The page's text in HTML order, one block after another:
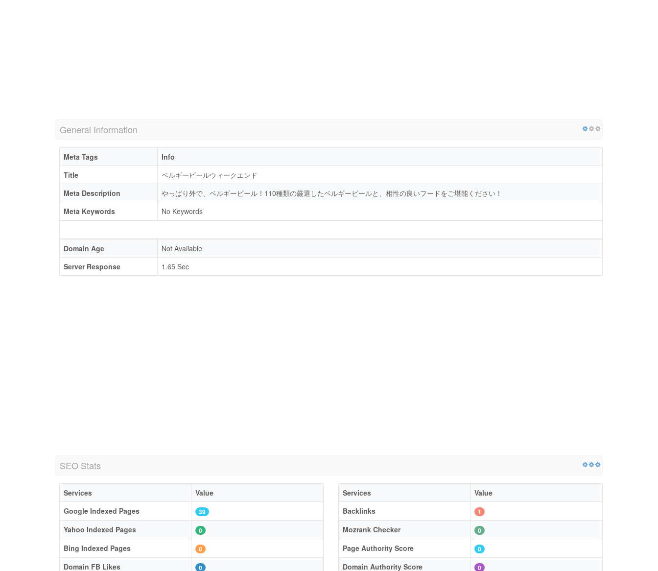
General Information
Meta Tags
Info
Title
ベルギービールウィークエンド
Meta Description
やっぱり外で、ベルギービール！110種類の厳選したベルギービールと、相性の良いフードをご堪能ください！
Meta Keywords
No Keywords
Domain Age
Not Available
Server Response
1.65 Sec
SEO Stats
Services
Value
Google Indexed Pages
39
Yahoo Indexed Pages 0
Bing Indexed Pages 0
Domain FB Likes 0
Services
Value
Backlinks
1
Mozrank Checker 0
Page Authority Score 0
Domain Authority Score 0